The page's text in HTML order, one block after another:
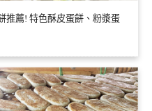
推薦! 特色酥皮蛋餅、粉漿蛋